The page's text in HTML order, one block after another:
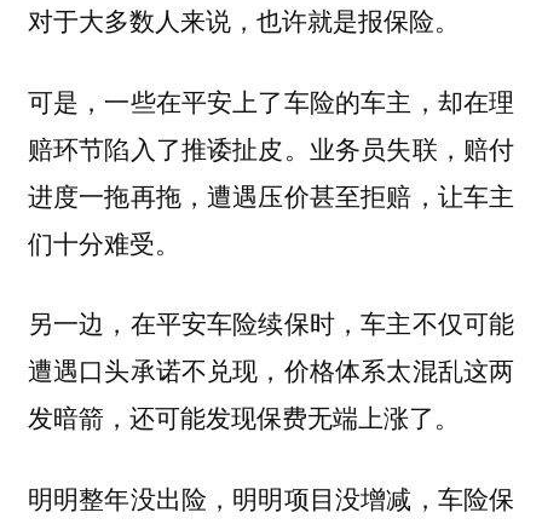
对于大多数人来说，也许就是报保险。
可是，一些在平安上了车险的车主，却在理
赔环节陷入了推诿扯皮。业务员失联，赔付
进度一拖再拖，遭遇压价甚至拒赔，让车主
们十分难受。
另一边，在平安车险续保时，车主不仅可能
遭遇口头承诺不兑现，价格体系太混乱这两
发暗箭，还可能发现保费无端上涨了。
明明整年没出险，明明项目没增减，车险保